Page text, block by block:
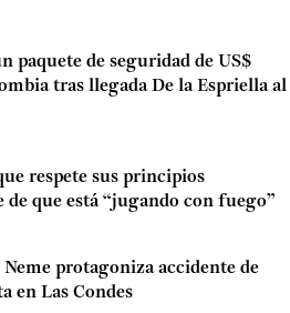
paquete de seguridad de US$
tras llegada De la Espriella al
respete sus principios
que está “jugando con fuego”
protagoniza accidente de
en Las Condes